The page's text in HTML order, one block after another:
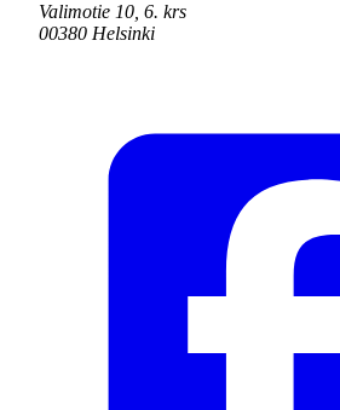
Valimotie 10, 6. krs
00380 Helsinki